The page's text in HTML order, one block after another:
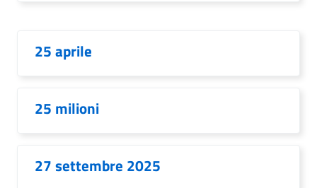
25 aprile
25 milioni
27 settembre 2025